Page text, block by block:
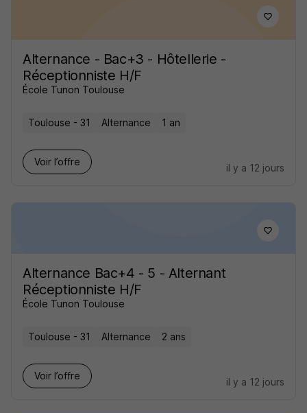
Alternance - Bac+3 - Hôtellerie -
Réceptionniste H/F
École Tunon Toulouse
Toulouse - 31 Alternance 1 an
Voir l’offre
il y a 12 jours
Alternance Bac+4 - 5 - Alternant
Réceptionniste H/F
École Tunon Toulouse
Toulouse - 31 Alternance 2 ans
Voir l’offre
il y a 12 jours